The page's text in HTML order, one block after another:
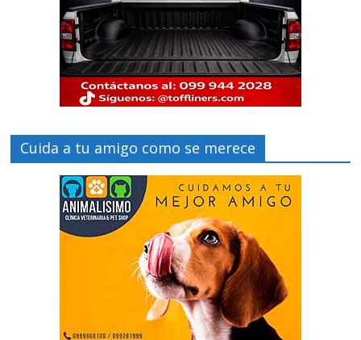
Cuida a tu amigo como se merece